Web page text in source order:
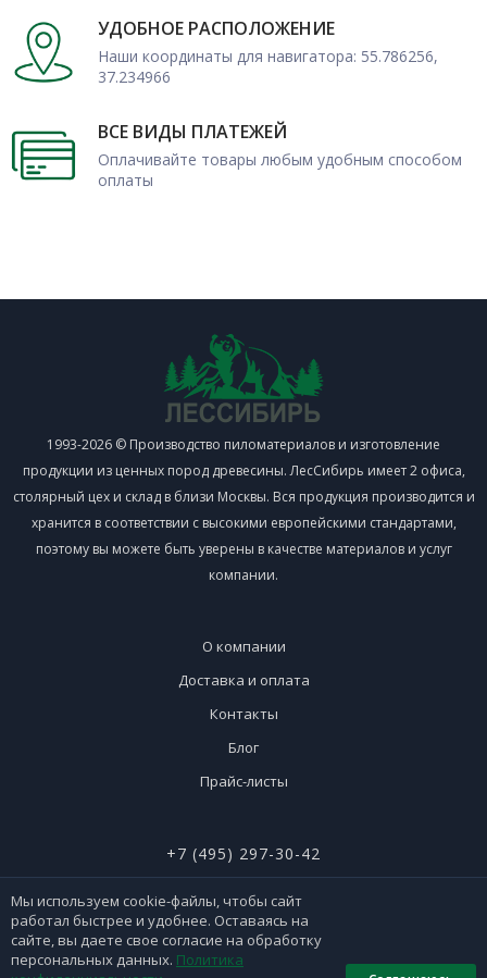
УДОБНОЕ РАСПОЛОЖЕНИЕ
Наши координаты для навигатора: 55.786256,
37.234966
ВСЕ ВИДЫ ПЛАТЕЖЕЙ
Оплачивайте товары любым удобным способом
оплаты
1993-2026 © Производство пиломатериалов и изготовление
продукции из ценных пород древесины. ЛесСибирь имеет 2 офиса,
столярный цех и склад в близи Москвы. Вся продукция производится и
хранится в соответствии с высокими европейскими стандартами,
поэтому вы можете быть уверены в качестве материалов и услуг
компании.
О компании
Доставка и оплата
Контакты
Блог
Прайс-листы
+7 (495) 297-30-42
+7 (926) 365-51-90
Мы используем cookie-файлы, чтобы сайт
работал быстрее и удобнее. Оставаясь на
сайте, вы даете свое согласие на обработку
персональных данных. Политика